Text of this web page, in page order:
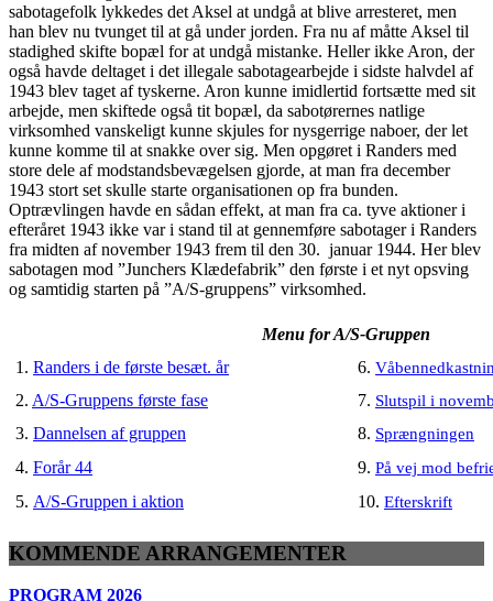
sabotagefolk lykkedes det Aksel at undgå at blive arresteret, men
han blev nu tvunget til at gå under jorden. Fra nu af måtte Aksel til
stadighed skifte bopæl for at undgå mistanke. Heller ikke Aron, der
også havde deltaget i det illegale sabotagearbejde i sidste halvdel af
1943 blev taget af tyskerne. Aron kunne imidlertid fortsætte med sit
arbejde, men skiftede også tit bopæl, da sabotørernes natlige
virksomhed vanskeligt kunne skjules for nysgerrige naboer, der let
kunne komme til at snakke over sig. Men opgøret i Randers med
store dele af modstandsbevægelsen gjorde, at man fra december
1943 stort set skulle starte organisationen op fra bunden.
Optrævlingen havde en sådan effekt, at man fra ca. tyve aktioner i
efteråret 1943 ikke var i stand til at gennemføre sabotager i Randers
fra midten af november 1943 frem til den 30. januar 1944. Her blev
sabotagen mod ”Junchers Klædefabrik” den første i et nyt opsving
og samtidig starten på ”A/S-gruppens” virksomhed.
Menu for A/S-Gruppen
1. Randers i de første besæt. år 6.
2. A/S-Gruppens første fase 7. Slutspil i
3. Dannelsen af gruppen 8. Sprængningen
4. Forår 44 9. På vej mod
5. A/S-Gruppen i aktion 10. Efterskrift
KOMMENDE ARRANGEMENTER
PROGRAM 2026